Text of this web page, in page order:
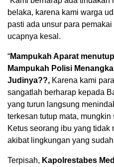
belaka, karena kami warga
pasti ada unsur para
ucapnya kesal.
“Mampukah Aparat
Mampukah Polisi
Judinya??, Karena kami
sangatlah berharap kepada
yang turun langsung
terkesan tutup mata, mungkin
Ketus seorang ibu yang tidak
akibat lingkungan yang
Terpisah, Kapolrestabes